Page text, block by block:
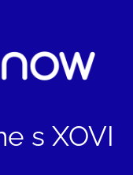
s XOVI